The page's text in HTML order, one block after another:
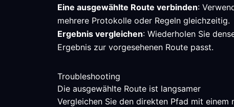
Eine ausgewählte Route verbinden:
mehrere Protokolle oder Regeln gleichzeitig.
Ergebnis vergleichen: Wiederholen Sie
Ergebnis zur vorgesehenen Route passt.
Troubleshooting
Die ausgewählte Route ist langsamer
Vergleichen Sie den direkten Pfad mit